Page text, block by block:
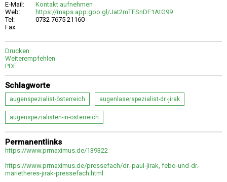
E-Mail:
Kontakt aufnehmen
Web:
https://maps.app.goo.gl/Jat2mTFSnDF1AtG99
Tel:
0732 7675 21160
Fax:
Drucken
Weiterempfehlen
PDF
Schlagworte
augenspezialist-österreich augenlaserspezialist-dr.-jirak
augenspezialisten-in-österreich
Permanentlinks
https://www.prmaximus.de/139322
https://www.prmaximus.de/pressefach/dr.-paul-jirak, febo-und-dr.-
marietheres-jirak-pressefach.html